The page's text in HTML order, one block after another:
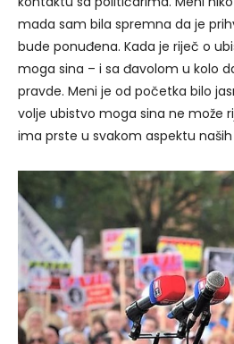
mada sam bila spremna da je
bude ponuđena. Kada je riječ o
moga sina – i sa đavolom u kolo
pravde. Meni je od početka bilo
volje ubistvo moga sina ne može
ima prste u svakom aspektu naših